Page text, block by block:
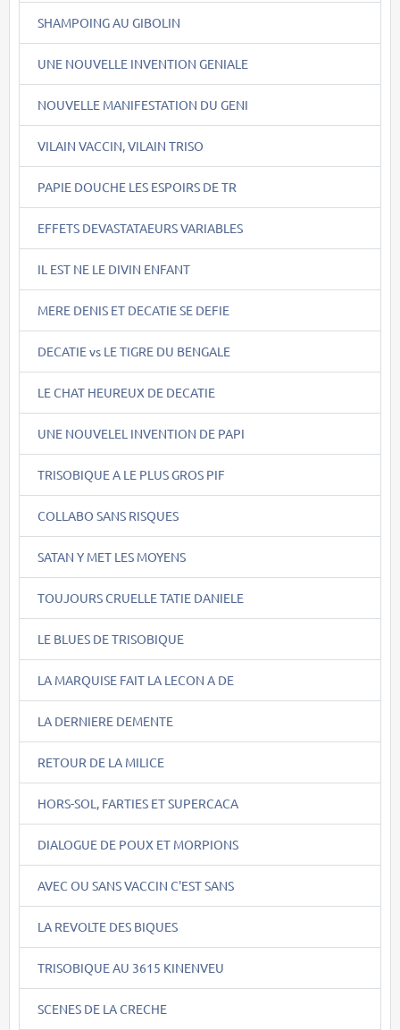
SHAMPOING AU GIBOLIN
UNE NOUVELLE INVENTION GENIALE
NOUVELLE MANIFESTATION DU GENI
VILAIN VACCIN, VILAIN TRISO
PAPIE DOUCHE LES ESPOIRS DE TR
EFFETS DEVASTATAEURS VARIABLES
IL EST NE LE DIVIN ENFANT
MERE DENIS ET DECATIE SE DEFIE
DECATIE vs LE TIGRE DU BENGALE
LE CHAT HEUREUX DE DECATIE
UNE NOUVELEL INVENTION DE PAPI
TRISOBIQUE A LE PLUS GROS PIF
COLLABO SANS RISQUES
SATAN Y MET LES MOYENS
TOUJOURS CRUELLE TATIE DANIELE
LE BLUES DE TRISOBIQUE
LA MARQUISE FAIT LA LECON A DE
LA DERNIERE DEMENTE
RETOUR DE LA MILICE
HORS-SOL, FARTIES ET SUPERCACA
DIALOGUE DE POUX ET MORPIONS
AVEC OU SANS VACCIN C'EST SANS
LA REVOLTE DES BIQUES
TRISOBIQUE AU 3615 KINENVEU
SCENES DE LA CRECHE